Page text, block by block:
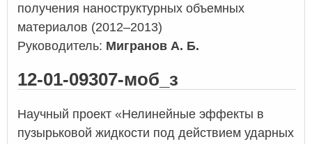
получения наноструктурных объемных
материалов (2012–2013)
Руководитель: Мигранов А. Б.
12-01-09307-моб_з
Научный проект «Нелинейные эффекты в
пузырьковой жидкости под действием ударных